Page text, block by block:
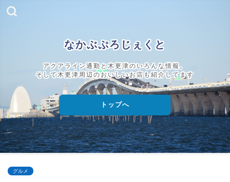
なかぶぷろじぇくと
アクアライン通勤と木更津のいろんな情報、
そして木更津周辺のおいしいお店も紹介してます
トップへ
グルメ